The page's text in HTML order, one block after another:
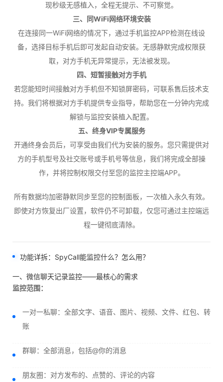
现秒级无感植入，全程无提示、不可察觉。
三、同WiFi网络环境安装
在连接同一WiFi网络的情况下，通过手机监控APP检测在线设
备，选择目标手机后即可发起自动安装。无感静默完成权限获
取，对方手机无异常提示，无法被发现。
四、短暂接触对方手机
若您能短时间接触对方手机但不知锁屏密码，可联系售后技术支
持。我们将根据对方手机提供专业指导，帮助您在一分钟内完成
解锁与监控安装植入配置。
五、终身VIP专属服务
开通终身会员后，可享受由我们代为安装的服务。您只需提供对
方的手机型号及社交账号或手机号等信息，我们将完成全部操
作，并将控制权限交付至您的监控主控端APP。
所有数据均加密静默同步至您的控制面板，一次植入永久有效。
即使对方恢复出厂设置，软件仍不可卸载，仅您可通过主控端远
程一键彻底清除。
功能详拆：SpyCall能监控什么？怎么用？
一、微信聊天记录监控——最核心的需求
监控范围：
一对一私聊：全部文字、语音、图片、视频、文件、红包、转
账
群聊：全部消息，包括@你的消息
朋友圈：对方发布的、点赞的、评论的内容